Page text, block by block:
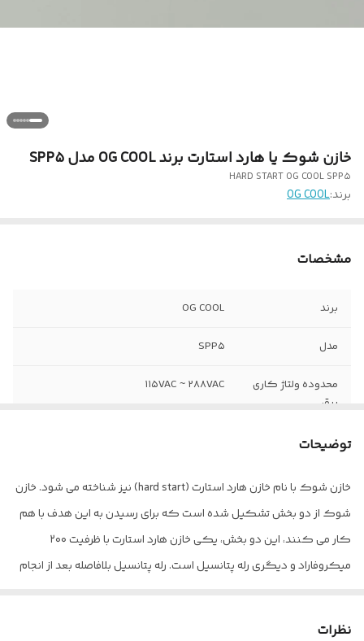
خازن شوک یا هارد استارت برند OG COOL مدل SPP۵
HARD START OG COOL SPP۵
برند:OG COOL
مشخصات
برند OG COOL
مدل SPP۵
محدوده ولتاژ کاری
برق
۱۱۵VAC ~ 288VAC
محدوده‌ی قدرت
محدوده‌ی قدرت
کمپرسور اسب بخار
۱۰H.P ~ 1/2H.P
توضیحات
خازن شوک با نام خازن هارد استارت (hard start) نیز شناخته می شود. خازن
شوک از دو بخش تشکیل شده است که برای رسیدن به این هدف با هم
کار می کنند، این دو بخش، یکی خازن هارد استارت با ظرفیت ۲۰۰
میکروفاراد و دیگری رله پتانسیل است. رله پتانسیل بلافاصله بعد از انجام
نظرات